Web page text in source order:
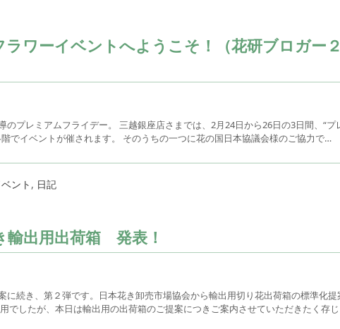
ラワーイベントへようこそ！（花研ブロガー２
のプレミアムフライデー。 三越銀座店さまでは、2月24日から26日の3日間、“プ
でイベントが催されます。 そのうちの一つに花の国日本協議会様のご協力で…
ント , 日記
出用出荷箱 発表！
に続き、第２弾です。日本花き卸売市場協会から輸出用切り花出荷箱の標準化提
でしたが、本日は輸出用の出荷箱のご提案につきご案内させていただきたく存じ